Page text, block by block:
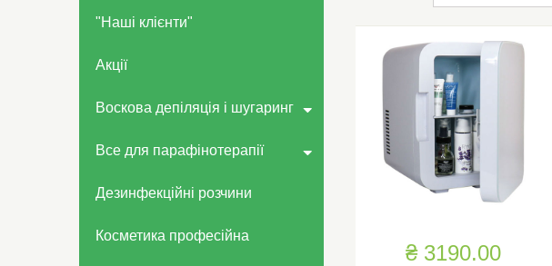
"Наші клієнти"
Акції
Воскова депіляція і шугаринг
Все для парафінотерапії
Дезинфекційні розчини
Косметика професійна
За рейтингом
Від дешевих до
Від дорогих до
₴ 3190.00